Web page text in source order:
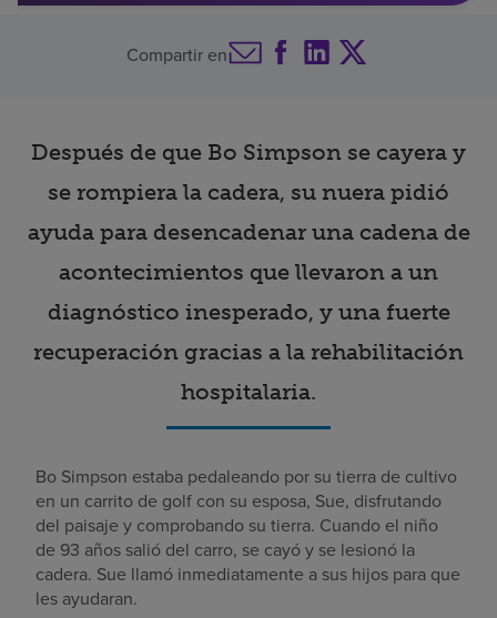
Compartir en
Después de que Bo Simpson se cayera y
se rompiera la cadera, su nuera pidió
ayuda para desencadenar una cadena de
acontecimientos que llevaron a un
diagnóstico inesperado, y una fuerte
recuperación gracias a la rehabilitación
hospitalaria.
Bo Simpson estaba pedaleando por su tierra de cultivo
en un carrito de golf con su esposa, Sue, disfrutando
del paisaje y comprobando su tierra. Cuando el niño
de 93 años salió del carro, se cayó y se lesionó la
cadera. Sue llamó inmediatamente a sus hijos para que
les ayudaran.